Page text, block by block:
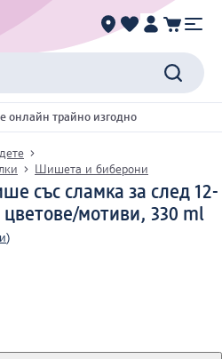
онлайн трайно изгодно
Шишета и биберони
със сламка за след 12-
мотиви, 330 ml
)